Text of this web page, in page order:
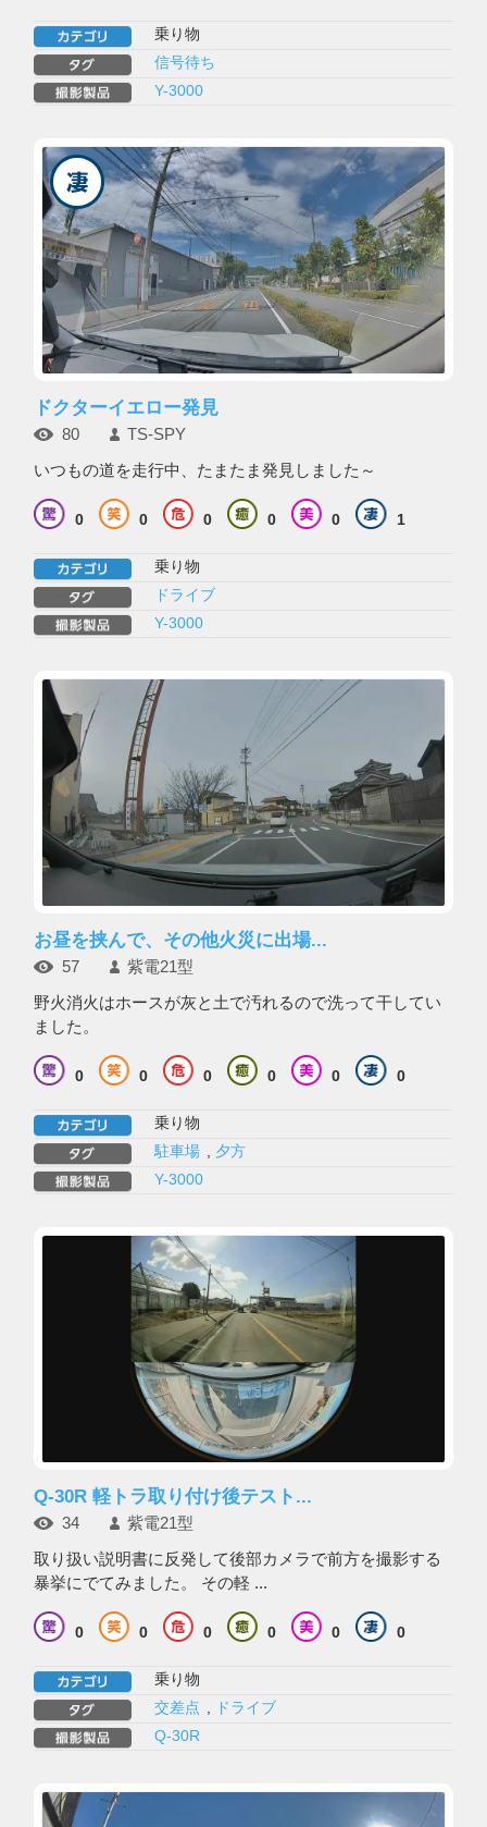
乗り物
信号待ち
Y-3000
ドクターイエロー発見
80 TS-SPY
いつもの道を走行中、たまたま発見しました～
0 0 0 0 0 1
乗り物
ドライブ
Y-3000
お昼を挟んで、その他火災に出場...
57 紫電21型
野火消火はホースが灰と土で汚れるので洗って干してい
ました。
0 0 0 0 0 0
乗り物
駐車場
夕方
Y-3000
Q-30R 軽トラ取り付け後テスト...
34 紫電21型
取り扱い説明書に反発して後部カメラで前方を撮影する
暴挙にでてみました。 その軽 ...
0 0 0 0 0 0
乗り物
交差点
ドライブ
Q-30R